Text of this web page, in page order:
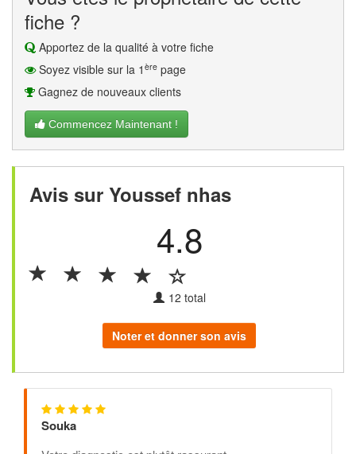
fiche ?
Apportez de la qualité à votre fiche
Soyez visible sur la 1 ère page
Gagnez de nouveaux clients
Commencez Maintenant !
Avis sur Youssef nhas
4.8
12 total
Noter et donner son avis
Souka